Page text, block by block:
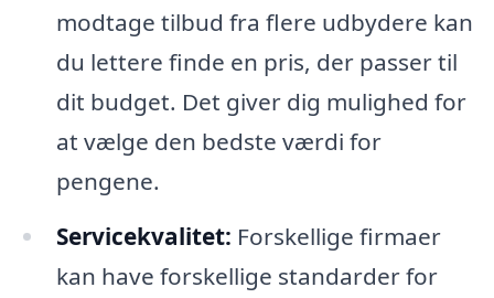
modtage tilbud fra flere udbydere kan
du lettere finde en pris, der passer til
dit budget. Det giver dig mulighed for
at vælge den bedste værdi for
pengene.
Servicekvalitet: Forskellige firmaer
kan have forskellige standarder for